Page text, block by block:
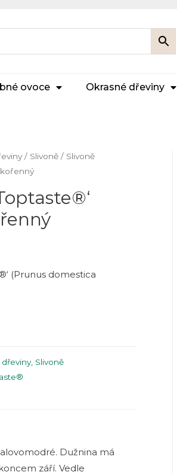
ovoce Okrasné dřeviny
/ Slivoně/ Slivoně
(Prunus domestica
, Slivoně
Dužnina má
září. Vedle